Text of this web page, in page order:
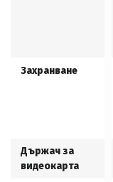
Захранване
Държач за
видеокарта